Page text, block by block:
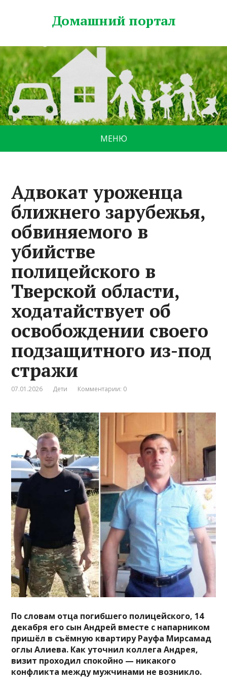
Домашний портал
МЕНЮ
Адвокат уроженца
ближнего зарубежья,
обвиняемого в
убийстве
полицейского в
Тверской области,
ходатайствует об
освобождении своего
подзащитного из-под
стражи
07.01.2026 Дети Комментарии: 0
По словам отца погибшего полицейского, 14
декабря его сын Андрей вместе с напарником
пришёл в съёмную квартиру Рауфа Мирсамад
оглы Алиева. Как уточнил коллега Андрея,
визит проходил спокойно — никакого
конфликта между мужчинами не возникло.